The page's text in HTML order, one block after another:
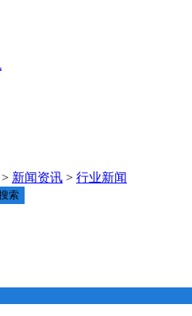
> 新闻资讯 > 行业新闻
索